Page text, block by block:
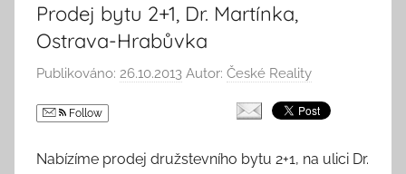
Prodej bytu 2+1, Dr. Martínka,
Ostrava-Hrabůvka
Publikováno: 26.10.2013 Autor: České Reality
Follow
Nabízíme prodej družstevního bytu 2+1, na ulici Dr.